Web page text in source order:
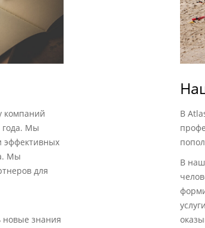
компаний
года. Мы
эффективных
Мы
для
знания
В
В